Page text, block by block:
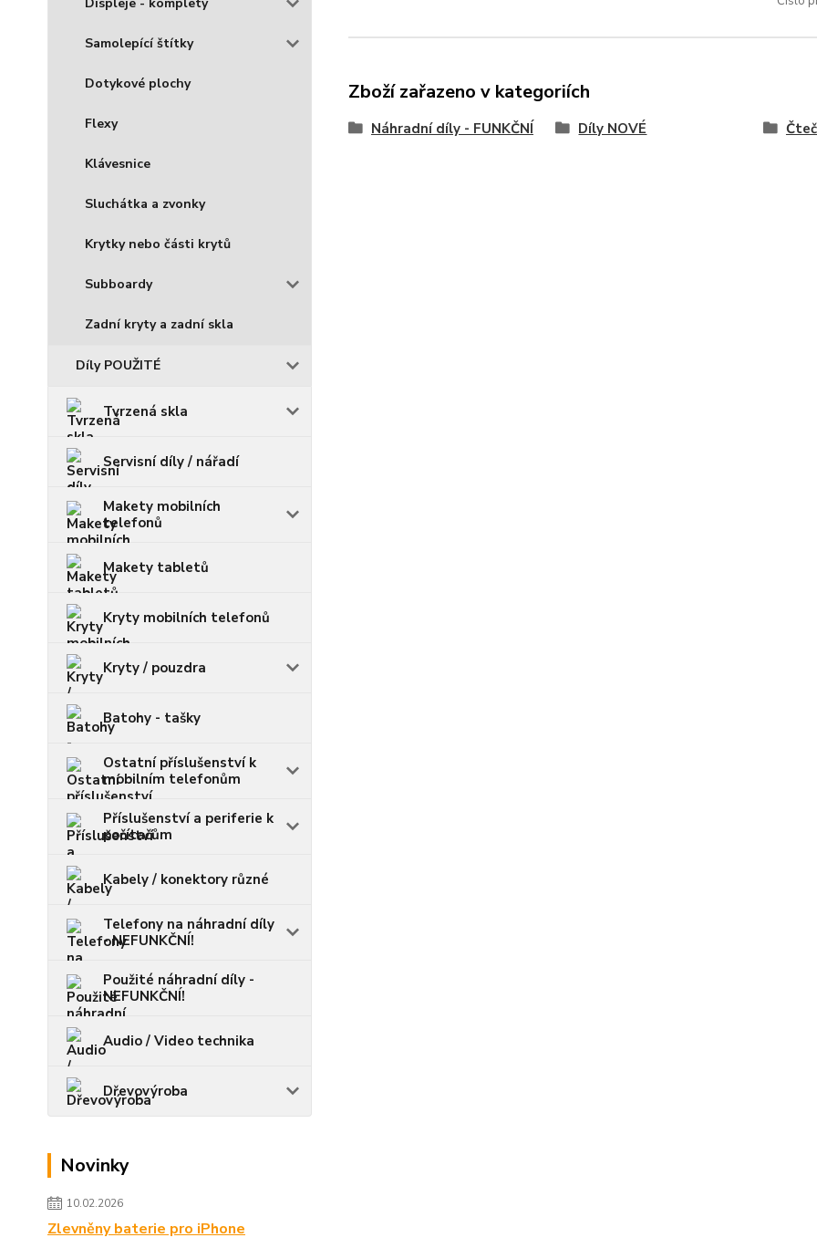
Samolepící štítky
Dotykové plochy
Flexy
Klávesnice
Sluchátka a zvonky
Krytky nebo části krytů
Subboardy
Zadní kryty a zadní skla
Díly POUŽITÉ
Tvrzená skla
Servisní díly / nářadí
Makety mobilních
telefonů
Makety tabletů
Kryty mobilních telefonů
Kryty / pouzdra
Batohy - tašky
Ostatní příslušenství k
mobilním telefonům
Příslušenství a periferie k
počítačům
Kabely / konektory různé
Telefony na náhradní díly
- NEFUNKČNÍ!
Použité náhradní díly -
NEFUNKČNÍ!
Audio / Video technika
Dřevovýroba
Novinky
10.02.2026
Zlevněny baterie pro iPhone
Zboží zařazeno v kategoriích
Náhradní díly - FUNKČNÍ Díly NOVÉ